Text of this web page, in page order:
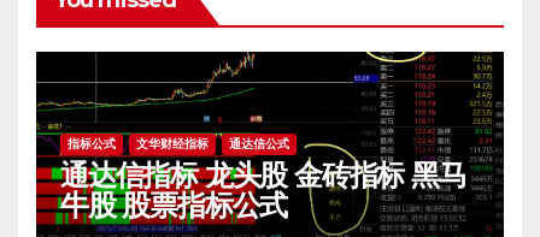
指标公式 文华财经指标 通达信公式
通达信指标 龙头股 金砖指标 黑马
牛股 股票指标公式